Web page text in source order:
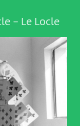
- Le Locle